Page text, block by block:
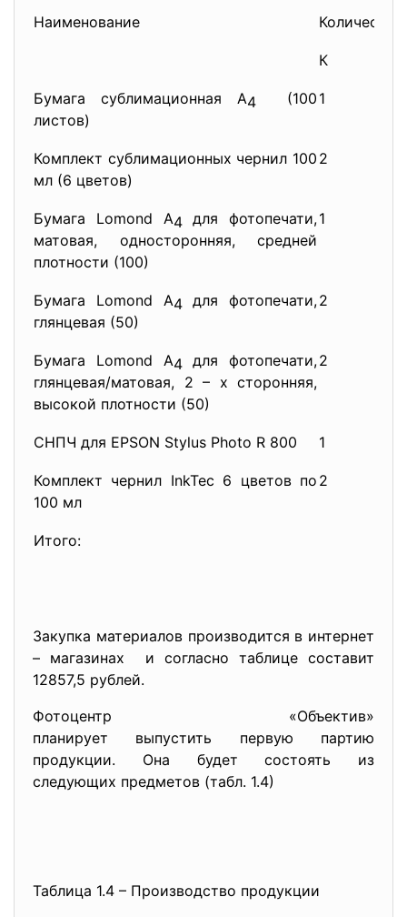
Наименование Количество
К
Бумага сублимационная А4 (100
листов)
1
Комплект сублимационных чернил 100
мл (6 цветов)
2
Бумага Lomond А4для фотопечати,
матовая, односторонняя, средней
плотности (100)
1
Бумага Lomond А4для фотопечати,
глянцевая (50)
2
Бумага Lomond А4для фотопечати,
глянцевая/матовая, 2 – х сторонняя,
высокой плотности (50)
2
СНПЧ для EPSON Stylus Photo R 800 1
Комплект чернил InkTec 6 цветов по
100 мл
2
Итого:
Закупка материалов производится в интернет
– магазинах и согласно таблице составит
12857,5 рублей.
Фотоцентр «Объектив»
планирует выпустить первую партию
продукции. Она будет состоять из
следующих предметов (табл. 1.4)
Таблица 1.4 – Производство продукции